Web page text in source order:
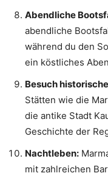
Abendliche
abendliche
während du den
ein köstliches
Besuch
Stätten wie die
die antike Stadt
Geschichte der
Nachtleben:
mit zahlreichen